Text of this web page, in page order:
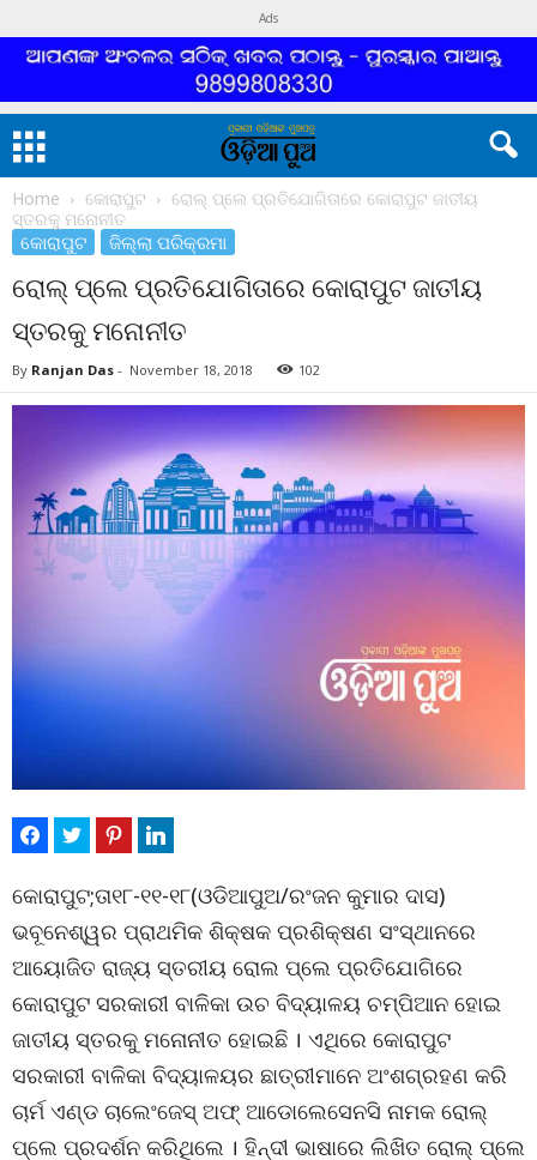
Ads
Home କୋରାପୁଟ
ରୋଲ୍ ପ୍ଲେ ପ୍ରତିଯୋଗିତାରେ କୋରାପୁଟ ଜାତୀୟ
ସ୍ତରକୁ ମନୋନୀତ
କୋରାପୁଟ ଜିଲ୍ଲା ପରିକ୍ରମା
ରୋଲ୍ ପ୍ଲେ ପ୍ରତିଯୋଗିତାରେ କୋରାପୁଟ ଜାତୀୟ
ସ୍ତରକୁ ମନୋନୀତ
By Ranjan Das - November 18, 2018 102
କୋରାପୁଟ;ତା୧୮-୧୧-୧୮(ଓଡିଆପୁଅ/ରଂଜନ କୁମାର ଦାସ)
ଭବୂନେଶ୍ୱର ପ୍ରାଥମିକ ଶିକ୍ଷକ ପ୍ରଶିକ୍ଷଣ ସଂସ୍ଥାନରେ
ଆୟୋଜିତ ରାଜ୍ୟ ସ୍ତରୀୟ ରୋଲ ପ୍ଲେ ପ୍ରତିଯୋଗିରେ
କୋରାପୁଟ ସରକାରୀ ବାଳିକା ଉଚ ବିଦ୍ୟାଳୟ ଚମ୍ପିଆନ ହୋଇ
ଜାତୀୟ ସ୍ତରକୁ ମନୋନୀତ ହୋଇଛି । ଏଥିରେ କୋରାପୁଟ
ସରକାରୀ ବାଳିକା ବିଦ୍ୟାଳୟର ଛାତ୍ରୀମାନେ ଅଂଶଗ୍ରହଣ କରି
ଚାର୍ମ ଏଣ୍ଡ ଚାଲେଂଜେସ୍ ଅଫ୍ ଆଡୋଲେସେନସି ନାମକ ରୋଲ୍
ପ୍ଲେ ପ୍ରଦର୍ଶନ କରିଥିଲେ । ହିନ୍ଦୀ ଭାଷାରେ ଲିଖିତ ରୋଲ୍ ପ୍ଲେ